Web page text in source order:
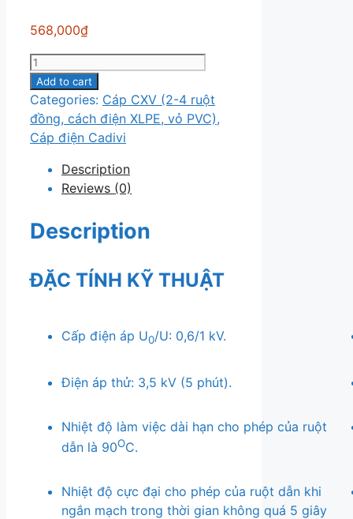
568,000₫
Cáp
điện
Cadivi
CXV-
2x95mm2,
quantity
Add to cart
Categories: Cáp CXV (2-4 ruột
đồng, cách điện XLPE, vỏ PVC),
Cáp điện Cadivi
Description
Reviews (0)
Description
ĐẶC TÍNH KỸ THUẬT
Cấp điện áp U0/U: 0,6/1 kV.
Điện áp thử: 3,5 kV (5 phút).
Nhiệt độ làm việc dài hạn cho phép của ruột
dẫn là 90OC.
Nhiệt độ cực đại cho phép của ruột dẫn khi
ngắn mạch trong thời gian không quá 5 giây